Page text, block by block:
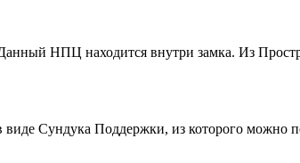
НПЦ находится внутри замка. Из
Сундука Поддержки, из которого можно